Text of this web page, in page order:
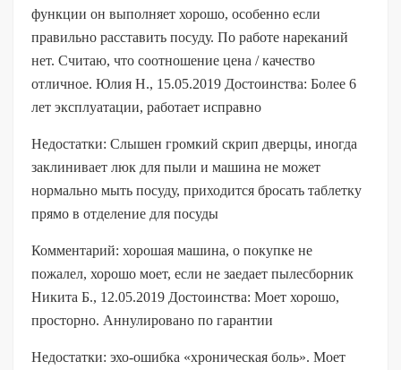
функции он выполняет хорошо, особенно если
правильно расставить посуду. По работе нареканий
нет. Считаю, что соотношение цена / качество
отличное. Юлия Н., 15.05.2019 Достоинства: Более 6
лет эксплуатации, работает исправно
Недостатки: Слышен громкий скрип дверцы, иногда
заклинивает люк для пыли и машина не может
нормально мыть посуду, приходится бросать таблетку
прямо в отделение для посуды
Комментарий: хорошая машина, о покупке не
пожалел, хорошо моет, если не заедает пылесборник
Никита Б., 12.05.2019 Достоинства: Моет хорошо,
просторно. Аннулировано по гарантии
Недостатки: эхо-ошибка «хроническая боль». Моет